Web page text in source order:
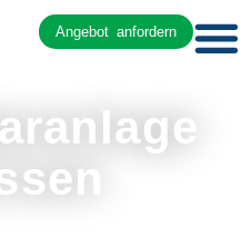
Angebot anfordern